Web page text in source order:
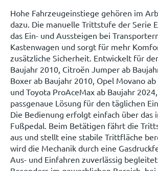
Hohe Fahrzeugeinstiege gehören im
dazu. Die manuelle Trittstufe der Serie
das Ein- und Aussteigen bei
Kastenwagen und sorgt für mehr
zusätzliche Sicherheit. Entwickelt für
Baujahr 2010, Citroën Jumper ab
Boxer ab Baujahr 2010, Opel Movano ab
und Toyota ProAceMax ab Baujahr
passgenaue Lösung für den täglichen
Die Bedienung erfolgt einfach über das
Fußpedal. Beim Betätigen fährt die
aus und stellt eine stabile Trittfläche
wird die Mechanik durch eine
Aus- und Einfahren zuverlässig